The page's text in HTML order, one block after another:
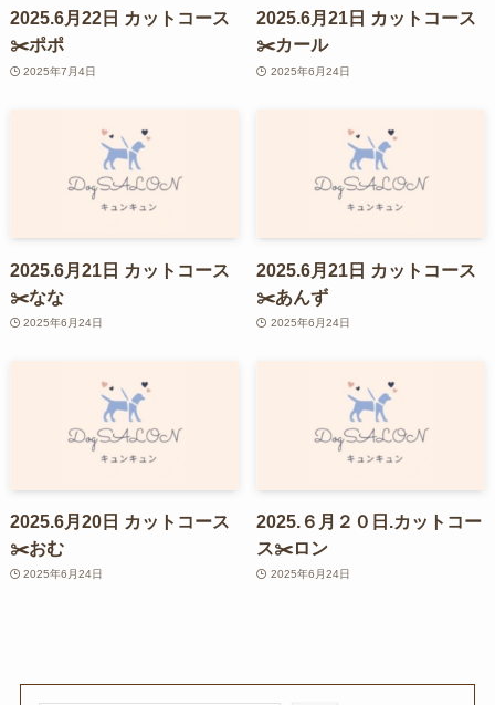
2025.6月22日 カットコース
✂️ポポ
2025年7月4日
2025.6月21日 カットコース
✂️カール
2025年6月24日
2025.6月21日 カットコース
✂️なな
2025年6月24日
2025.6月21日 カットコース
✂️あんず
2025年6月24日
2025.6月20日 カットコース
✂️おむ
2025年6月24日
2025.６月２０日.カットコー
ス✂️ロン
2025年6月24日